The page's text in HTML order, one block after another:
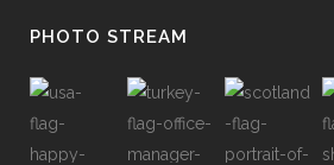
PHOTO STREAM